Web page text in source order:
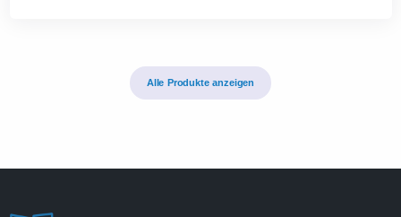
Alle Produkte anzeigen